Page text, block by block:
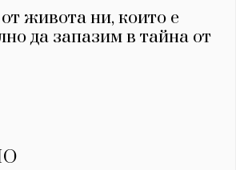
живота ни, които е
да запазим в тайна от